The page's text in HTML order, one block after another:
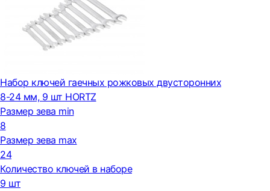
Набор ключей гаечных рожковых двусторонних
8-24 мм, 9 шт HORTZ
Размер зева min
8
Размер зева max
24
Количество ключей в наборе
9 шт